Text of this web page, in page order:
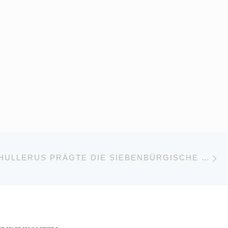
TRUDE SCHULLERUS PRÄGTE DIE SIEBENBÜRGISCHE KUNSTSZENE